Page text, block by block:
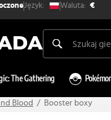
Język: Waluta: €
The Gathering
Blood Booster boxy